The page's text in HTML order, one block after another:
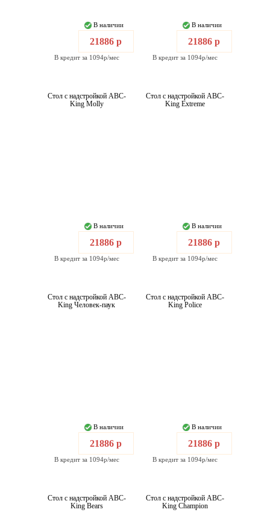
В наличии
21886 р
В кредит за 1094р/мес
В наличии
21886 р
В кредит за 1094р/мес
Стол с надстройкой ABC-
King Molly
В наличии
21886 р
В кредит за 1094р/мес
Стол с надстройкой ABC-
King Extreme
В наличии
21886 р
В кредит за 1094р/мес
Стол с надстройкой ABC-
King Человек-паук
В наличии
21886 р
В кредит за 1094р/мес
Стол с надстройкой ABC-
King Police
В наличии
21886 р
В кредит за 1094р/мес
Стол с надстройкой ABC-
King Bears
Стол с надстройкой ABC-
King Champion